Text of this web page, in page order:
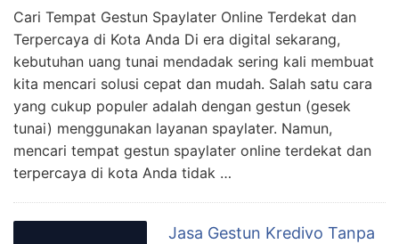
Cari Tempat Gestun Spaylater Online Terdekat dan
Terpercaya di Kota Anda Di era digital sekarang,
kebutuhan uang tunai mendadak sering kali membuat
kita mencari solusi cepat dan mudah. Salah satu cara
yang cukup populer adalah dengan gestun (gesek
tunai) menggunakan layanan spaylater. Namun,
mencari tempat gestun spaylater online terdekat dan
terpercaya di kota Anda tidak …
Jasa Gestun Kredivo Tanpa